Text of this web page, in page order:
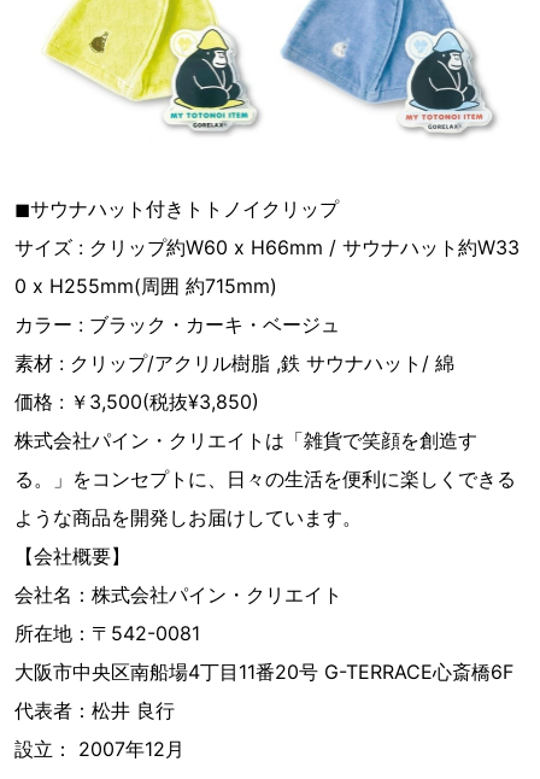
◼︎サウナハット付きトトノイクリップ
サイズ : クリップ約W60 x H66mm / サウナハット約W33
0 x H255mm(周囲 約715mm)
カラー : ブラック・カーキ・ベージュ
素材 : クリップ/アクリル樹脂 ,鉄 サウナハット/ 綿
価格 : ￥3,500(税抜¥3,850)
株式会社パイン・クリエイトは「雑貨で笑顔を創造す
る。」をコンセプトに、日々の生活を便利に楽しくできる
ような商品を開発しお届けしています。
【会社概要】
会社名：株式会社パイン・クリエイト
所在地：〒542-0081
大阪市中央区南船場4丁目11番20号 G-TERRACE心斎橋6F
代表者：松井 良行
設立： 2007年12月